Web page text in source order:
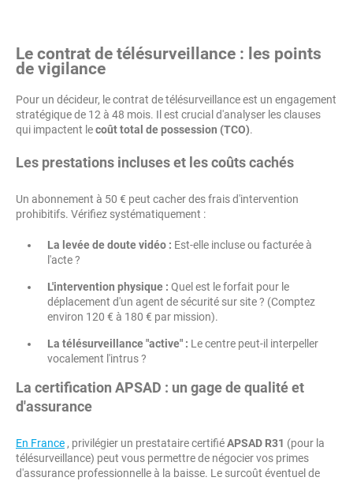
Le contrat de télésurveillance : les points
de vigilance
Pour un décideur, le contrat de télésurveillance est un engagement
stratégique de 12 à 48 mois. Il est crucial d'analyser les clauses
qui impactent lecoût total de possession (TCO).
Les prestations incluses et les coûts cachés
Un abonnement à 50 € peut cacher des frais d'intervention
prohibitifs. Vérifiez systématiquement :
La levée de doute vidéo : Est-elle incluse ou facturée à
l'acte ?
L'intervention physique : Quel est le forfait pour le
déplacement d'un agent de sécurité sur site ? (Comptez
environ 120 € à 180 € par mission).
La télésurveillance "active" : Le centre peut-il interpeller
vocalement l'intrus ?
La certification APSAD : un gage de qualité et
d'assurance
En France , privilégier un prestataire certifiéAPSAD R31 (pour la
télésurveillance) peut vous permettre de négocier vos primes
d'assurance professionnelle à la baisse. Le surcoût éventuel de